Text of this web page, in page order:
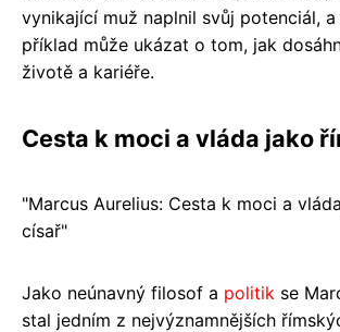
vynikající muž naplnil svůj potenciál,
příklad může ukázat o tom, jak
životě a kariéře.
Cesta k moci a vláda jako
"Marcus Aurelius: Cesta k moci a
císař"
Jako neúnavný filosof a politik se
stal jedním z nejvýznamnějších